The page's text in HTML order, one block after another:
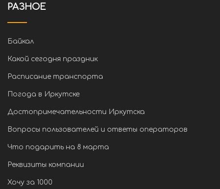
РАЗНОЕ
Байкал
Какой сегодня праздник
Расписание транспорта
Погода в Иркутске
Достопримечательности Иркутска
Вопросы пользователей и ответы операторов
Что подарить на 8 марта
Реквизиты компании
Хочу за 1000